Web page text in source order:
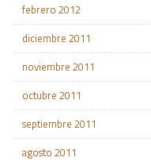
febrero 2012
diciembre 2011
noviembre 2011
octubre 2011
septiembre 2011
agosto 2011